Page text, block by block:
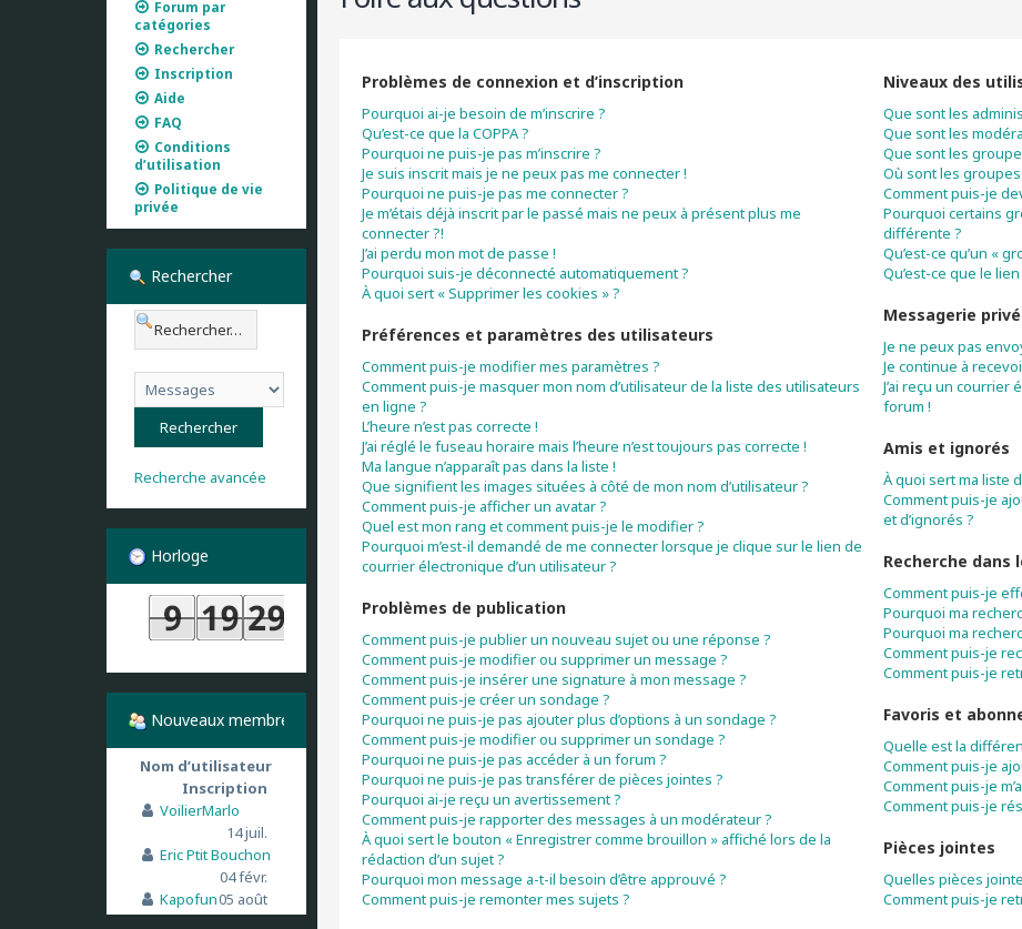
Problèmes de connexion et d’inscription
Pourquoi ai-je besoin de m’inscrire ?
Qu’est-ce que la COPPA ?
Pourquoi ne puis-je pas m’inscrire ?
Je suis inscrit mais je ne peux pas me connecter !
Pourquoi ne puis-je pas me connecter ?
Je m’étais déjà inscrit par le passé mais ne peux à présent plus me
connecter ?!
J’ai perdu mon mot de passe !
Pourquoi suis-je déconnecté automatiquement ?
À quoi sert « Supprimer les cookies » ?
Préférences et paramètres des utilisateurs
Comment puis-je modifier mes paramètres ?
Comment puis-je masquer mon nom d’utilisateur de la liste des utilisateurs
en ligne ?
L’heure n’est pas correcte !
J’ai réglé le fuseau horaire mais l’heure n’est toujours pas correcte !
Ma langue n’apparaît pas dans la liste !
Que signifient les images situées à côté de mon nom d’utilisateur ?
Comment puis-je afficher un avatar ?
Quel est mon rang et comment puis-je le modifier ?
Pourquoi m’est-il demandé de me connecter lorsque je clique sur le lien de
courrier électronique d’un utilisateur ?
Problèmes de publication
Comment puis-je publier un nouveau sujet ou une réponse ?
Comment puis-je modifier ou supprimer un message ?
Comment puis-je insérer une signature à mon message ?
Comment puis-je créer un sondage ?
Pourquoi ne puis-je pas ajouter plus d’options à un sondage ?
Comment puis-je modifier ou supprimer un sondage ?
Pourquoi ne puis-je pas accéder à un forum ?
Pourquoi ne puis-je pas transférer de pièces jointes ?
Pourquoi ai-je reçu un avertissement ?
Comment puis-je rapporter des messages à un modérateur ?
À quoi sert le bouton « Enregistrer comme brouillon » affiché lors de la
rédaction d’un sujet ?
Pourquoi mon message a-t-il besoin d’être approuvé ?
Comment puis-je remonter mes sujets ?
Niveaux des
Que sont les
Que sont les
Que sont les
Où sont les
Comment puis-je
Pourquoi certains
différente ?
Qu’est-ce qu’un «
Qu’est-ce que le lien
Messagerie
Je ne peux pas
Je continue à
J’ai reçu un
forum !
Amis et ignorés
À quoi sert ma liste
Comment puis-je
et d’ignorés ?
Recherche dans
Comment puis-je
Pourquoi ma
Pourquoi ma
Comment puis-je
Comment puis-je
Favoris et
Quelle est la
Comment puis-je
Comment puis-je
Comment puis-je
Pièces jointes
Quelles pièces
Comment puis-je
Forum par
catégories
Rechercher
Inscription
Aide
FAQ
Conditions
d’utilisation
Politique de vie
privée
Rechercher
Recherche avancée
Horloge
Nouveaux membres
Nom d’utilisateur
Inscription
VoilierMarlo
14 juil.
Eric Ptit Bouchon
04 févr.
Kapofun05 août